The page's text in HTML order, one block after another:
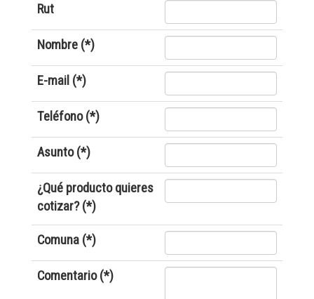
Rut
Nombre (*)
E-mail (*)
Teléfono (*)
Asunto (*)
¿Qué producto quieres
cotizar? (*)
Comuna (*)
Comentario (*)